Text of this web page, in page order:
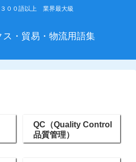
００語以上 業界最大級
ス・貿易・物流用語集
QC（Quality Control
品質管理）